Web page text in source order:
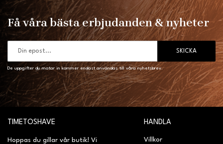
Få våra bästa erbjudanden & nyheter
SKICKA
De uppgifter du matar in kommer endast användas till våra nyhetsbrev.
TIMETOSHAVE
Hoppas du gillar vår butik! Vi
HANDLA
Villkor